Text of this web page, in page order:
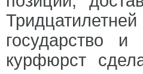
государство
курфюрст